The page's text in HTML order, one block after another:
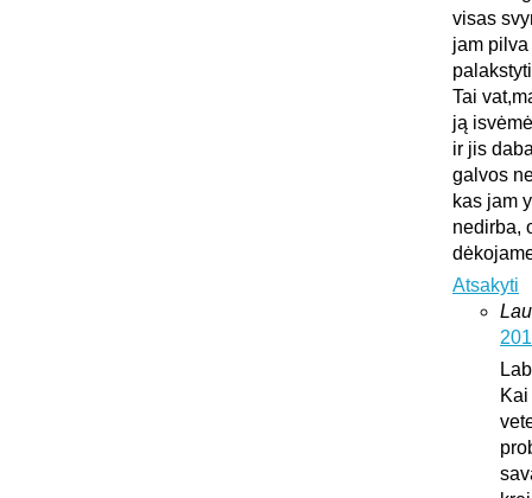
visas
jam
Tai
ją
ir jis
galvos
kas jam
nedirba,
Atsakyti